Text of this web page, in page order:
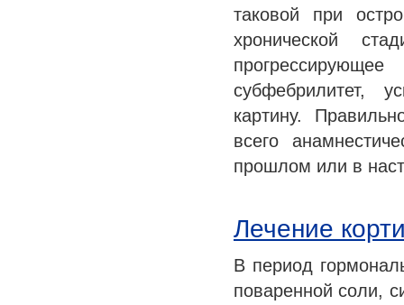
таковой при
хронической
субфебрилитет,
картину.
всего
прошлом или в
Лечение
В период
поваренной соли,